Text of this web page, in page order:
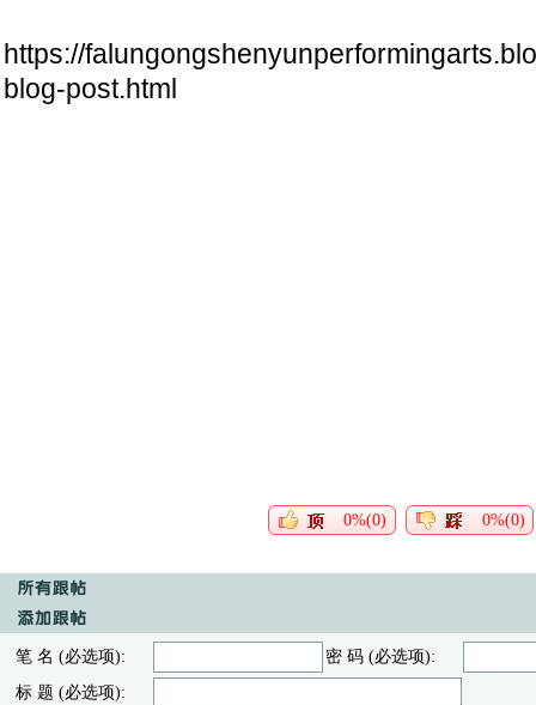
https://
blog-post.html
0%(0) 0%(0)
笔 名 (必选项):
密 码 (必选项):
标 题 (必选项):